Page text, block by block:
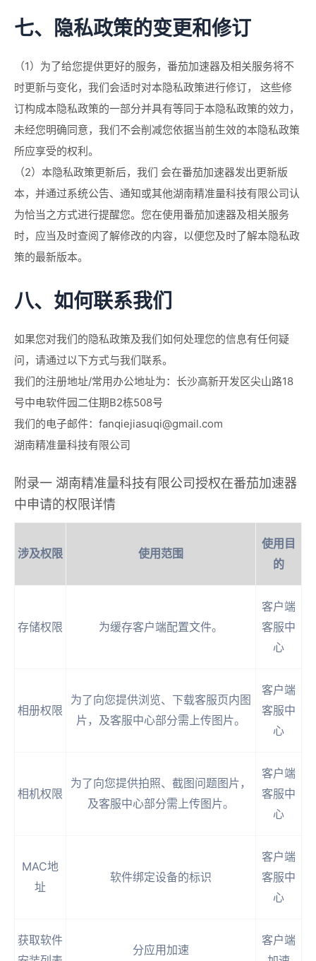
七、隐私政策的变更和修订
（1）为了给您提供更好的服务，番茄加速器及相关服务将不
时更新与变化，我们会适时对本隐私政策进行修订， 这些修
订构成本隐私政策的一部分并具有等同于本隐私政策的效力，
未经您明确同意，我们不会削减您依据当前生效的本隐私政策
所应享受的权利。
（2）本隐私政策更新后，我们 会在番茄加速器发出更新版
本，并通过系统公告、通知或其他湖南精准量科技有限公司认
为恰当之方式进行提醒您。您在使用番茄加速器及相关服务
时，应当及时查阅了解修改的内容，以便您及时了解本隐私政
策的最新版本。
八、如何联系我们
如果您对我们的隐私政策及我们如何处理您的信息有任何疑
问，请通过以下方式与我们联系。
我们的注册地址/常用办公地址为：长沙高新开发区尖山路18
号中电软件园二住期B2栋508号
我们的电子邮件： fanqiejiasuqi@gmail.com
湖南精准量科技有限公司
附录一 湖南精准量科技有限公司授权在番茄加速器
中申请的权限详情
涉及权限 使用范围
使用目
的
存储权限 为缓存客户端配置文件。
客户端
客服中
心
相册权限
为了向您提供浏览、下载客服页内图
片，及客服中心部分需上传图片。
客户端
客服中
心
相机权限
为了向您提供拍照、截图问题图片，
及客服中心部分需上传图片。
客户端
客服中
心
MAC地
址
软件绑定设备的标识
客户端
客服中
心
获取软件
分应用加速
客户端